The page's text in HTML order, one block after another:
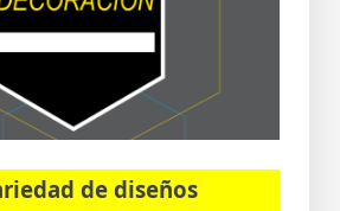
de diseños